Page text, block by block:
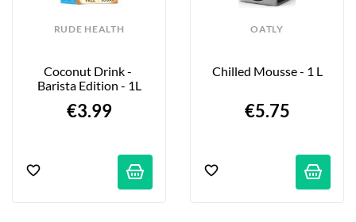
RUDE HEALTH
Coconut Drink -
Barista Edition - 1L
€3.99
OATLY
Chilled Mousse - 1 L
€5.75